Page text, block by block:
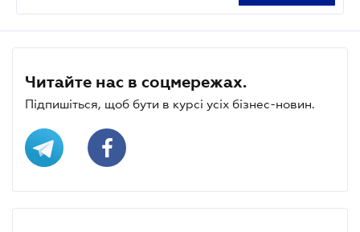
Читайте нас в соцмережах.
Підпишіться, щоб бути в курсі усіх бізнес-новин.